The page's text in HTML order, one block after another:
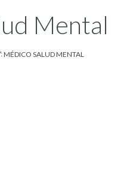
Mental
MÉDICO SALUD MENTAL